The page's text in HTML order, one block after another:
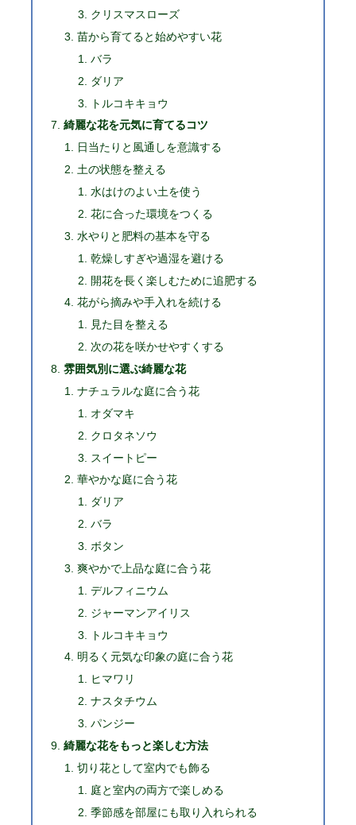
クリスマスローズ
苗から育てると始めやすい花
バラ
ダリア
トルコキキョウ
綺麗な花を元気に育てるコツ
日当たりと風通しを意識する
土の状態を整える
水はけのよい土を使う
花に合った環境をつくる
水やりと肥料の基本を守る
乾燥しすぎや過湿を避ける
開花を長く楽しむために追肥する
花がら摘みや手入れを続ける
見た目を整える
次の花を咲かせやすくする
雰囲気別に選ぶ綺麗な花
ナチュラルな庭に合う花
オダマキ
クロタネソウ
スイートピー
華やかな庭に合う花
ダリア
バラ
ボタン
爽やかで上品な庭に合う花
デルフィニウム
ジャーマンアイリス
トルコキキョウ
明るく元気な印象の庭に合う花
ヒマワリ
ナスタチウム
パンジー
綺麗な花をもっと楽しむ方法
切り花として室内でも飾る
庭と室内の両方で楽しめる
季節感を部屋にも取り入れられる